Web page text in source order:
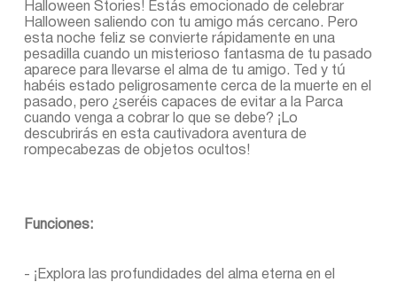
Halloween Stories! Estás emocionado de celebrar
Halloween saliendo con tu amigo más cercano. Pero
esta noche feliz se convierte rápidamente en una
pesadilla cuando un misterioso fantasma de tu pasado
aparece para llevarse el alma de tu amigo. Ted y tú
habéis estado peligrosamente cerca de la muerte en el
pasado, pero ¿seréis capaces de evitar a la Parca
cuando venga a cobrar lo que se debe? ¡Lo
descubrirás en esta cautivadora aventura de
rompecabezas de objetos ocultos!
Funciones:
- ¡Explora las profundidades del alma eterna en el